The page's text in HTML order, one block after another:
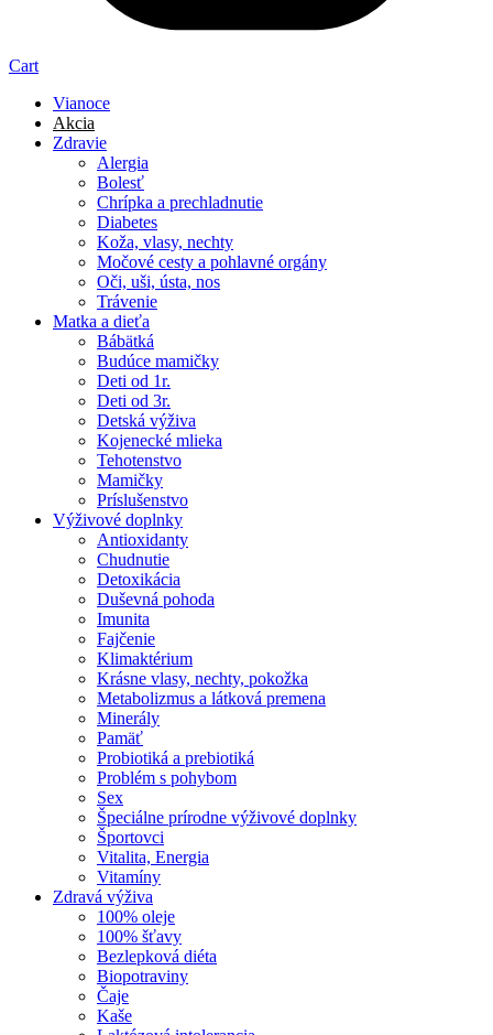
Cart
Vianoce
Akcia
Zdravie
Alergia
Bolesť
Chrípka a prechladnutie
Diabetes
Koža, vlasy, nechty
Močové cesty a pohlavné orgány
Oči, uši, ústa, nos
Trávenie
Matka a dieťa
Bábätká
Budúce mamičky
Deti od 1r.
Deti od 3r.
Detská výživa
Kojenecké mlieka
Tehotenstvo
Mamičky
Príslušenstvo
Výživové doplnky
Antioxidanty
Chudnutie
Detoxikácia
Duševná pohoda
Imunita
Fajčenie
Klimaktérium
Krásne vlasy, nechty, pokožka
Metabolizmus a látková premena
Minerály
Pamäť
Probiotiká a prebiotiká
Problém s pohybom
Sex
Špeciálne prírodne výživové doplnky
Športovci
Vitalita, Energia
Vitamíny
Zdravá výživa
100% oleje
100% šťavy
Bezlepková diéta
Biopotraviny
Čaje
Kaše